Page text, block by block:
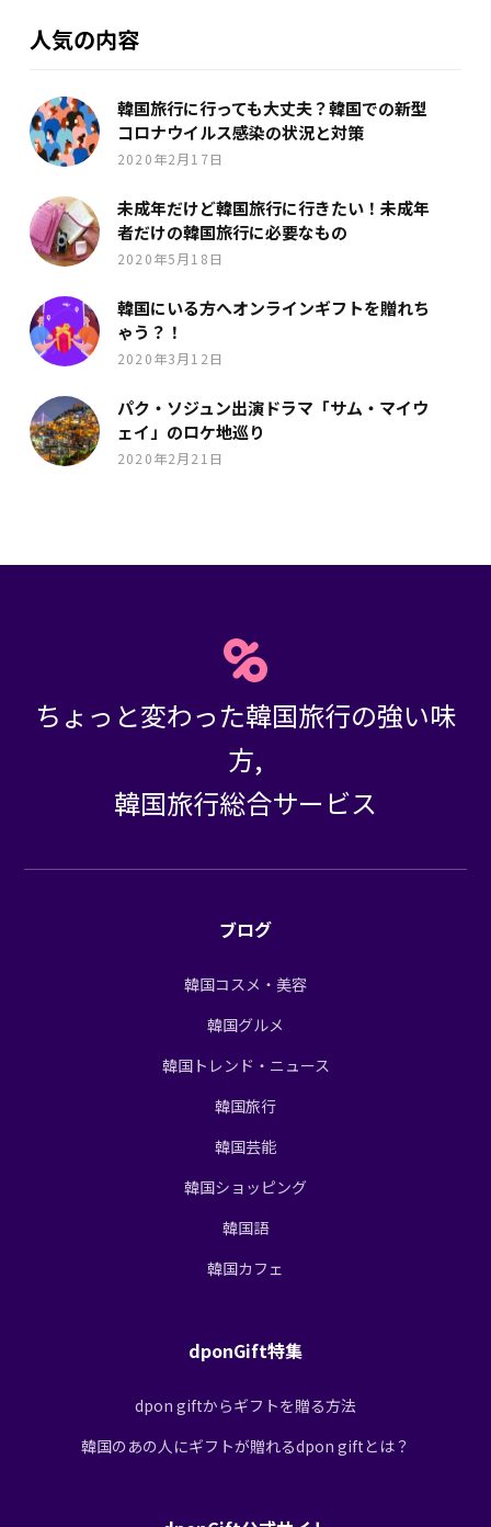
人気の内容
韓国旅行に行っても大丈夫？韓国での新型
コロナウイルス感染の状況と対策
2020年2月17日
未成年だけど韓国旅行に行きたい！未成年
者だけの韓国旅行に必要なもの
2020年5月18日
韓国にいる方へオンラインギフトを贈れち
ゃう？！
2020年3月12日
パク・ソジュン出演ドラマ「サム・マイウ
ェイ」のロケ地巡り
2020年2月21日
ちょっと変わった韓国旅行の強い味
方,
韓国旅行総合サービス
ブログ
韓国コスメ・美容
韓国グルメ
韓国トレンド・ニュース
韓国旅行
韓国芸能
韓国ショッピング
韓国語
韓国カフェ
dponGift特集
dpon giftからギフトを贈る方法
韓国のあの人にギフトが贈れるdpon giftとは？